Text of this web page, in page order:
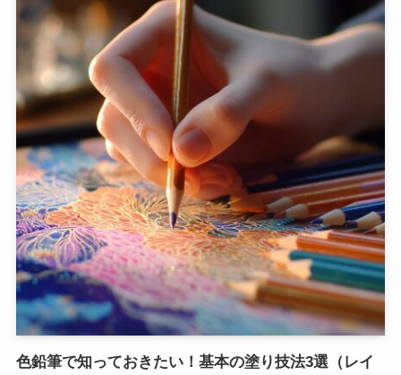
色鉛筆で知っておきたい！基本の塗り技法3選（レイ